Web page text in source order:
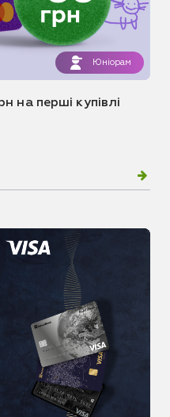
Юніорам
на перші купівлі